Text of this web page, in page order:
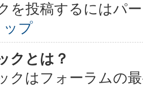
を投稿するにはパ
ップ
クとは？
クはフォーラムの